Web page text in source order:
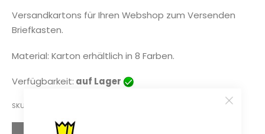
Versandkartons für Ihren Webshop zum Versenden
Briefkasten.
Material: Karton erhältlich in 8 Farben.
Verfügbarkeit: auf Lager
SKU